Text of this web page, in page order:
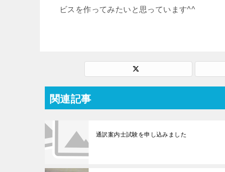
ビスを作ってみたいと思っています^^
関連記事
通訳案内士試験を申し込みました